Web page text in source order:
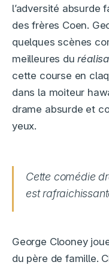
l’adversité absurde
des frères Coen.
quelques scènes
meilleures du
cette course en
dans la moiteur
drame absurde et
yeux.
Cette comédie
est
George Clooney
du père de famille.